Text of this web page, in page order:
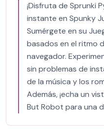
¡Disfruta de Sprunki
instante en Spunky
Sumérgete en su
basados en el ritmo
navegador.
sin problemas de
de la música y los
Además, ¡echa un
But Robot para una